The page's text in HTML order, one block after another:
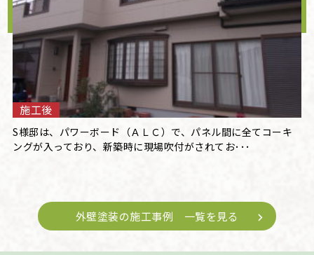
施工後
S様邸は、パワーボード（ＡＬＣ）で、パネル間に全てコーキ
ングが入っており、新築時に現場吹付がされてお･･･
外壁塗装の施工事例 一覧を見る